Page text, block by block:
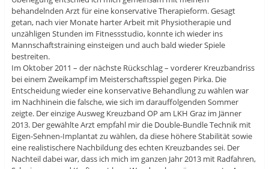
behandelnden Arzt für eine konservative Therapieform. Gesagt
getan, nach vier Monate harter Arbeit mit Physiotherapie und
unzähligen Stunden im Fitnessstudio, konnte ich wieder ins
Mannschaftstraining einsteigen und auch bald wieder Spiele
bestreiten.
Im Oktober 2011 – der nächste Rückschlag – vorderer Kreuzbandriss
bei einem Zweikampf im Meisterschaftsspiel gegen Pirka. Die
Entscheidung wieder eine konservative Behandlung zu wählen war
im Nachhinein die falsche, wie sich im darauffolgenden Sommer
zeigte. Der einzige Ausweg Kreuzband OP am LKH Graz im Jänner
2013. Der gewählte Arzt empfahl mir die Double-Bundle Technik mit
Eigen-Sehnen-Implantat zu wählen, da diese höhere Stabilität sowie
eine realistischere Nachbildung des echten Kreuzbandes sei. Der
Nachteil dabei war, dass ich mich im ganzen Jahr 2013 mit Radfahren,